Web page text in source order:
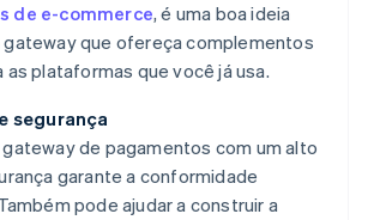
de e-commerce, é uma boa ideia
gateway que ofereça complementos
as plataformas que você já usa.
segurança
gateway de pagamentos com um alto
garante a conformidade
pode ajudar a construir a